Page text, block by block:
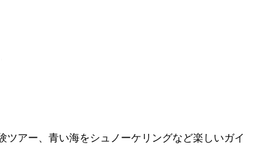
アー、青い海をシュノーケリングなど楽しいガイ